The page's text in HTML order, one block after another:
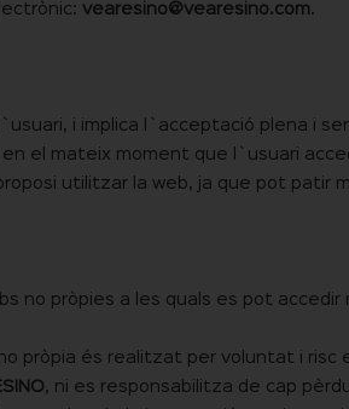
vearesino@vearesino.com.
i implica l`acceptació plena i
en el mateix moment que l`usuari
utilitzar la web, ja que pot patir
no pròpies a les quals es pot
pròpia és realitzat per voluntat i risc
, ni es responsabilitza de cap